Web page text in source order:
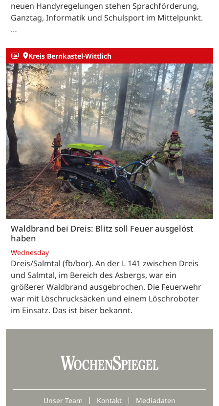
neuen Handyregelungen stehen Sprachförderung,
Ganztag, Informatik und Schulsport im Mittelpunkt.
…
Kreis Bernkastel-Wittlich
Waldbrand bei Dreis: Blitz soll Feuer ausgelöst
haben
Wednesday
Dreis/Salmtal (fb/bor). An der L 141 zwischen Dreis
und Salmtal, im Bereich des Asbergs, war ein
größerer Waldbrand ausgebrochen. Die Feuerwehr
war mit Löschrucksäcken und einem Löschroboter
im Einsatz. Das ist biser bekannt.
Unser Team Kontakt Mediadaten